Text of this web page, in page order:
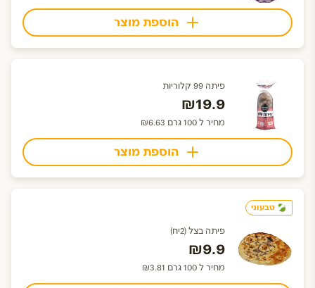
הוספת מוצר
פיתה 99 קלוריות
₪19.9
מחיר ל 100 גרם ₪6.63
הוספת מוצר
טבעוני
פיתה בצל (2יח)
₪9.9
מחיר ל 100 גרם ₪3.81